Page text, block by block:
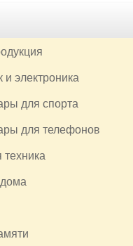
и электроника
для спорта
для телефонов